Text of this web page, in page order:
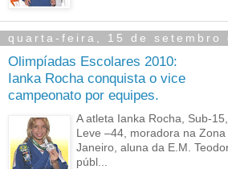
quarta-feira, 15 de setembro
Olimpíadas Escolares 2010:
Ianka Rocha conquista o vice
campeonato por equipes.
A atleta Ianka Rocha, Sub-
Leve –44, moradora na
Janeiro, aluna da E.M.
públ...